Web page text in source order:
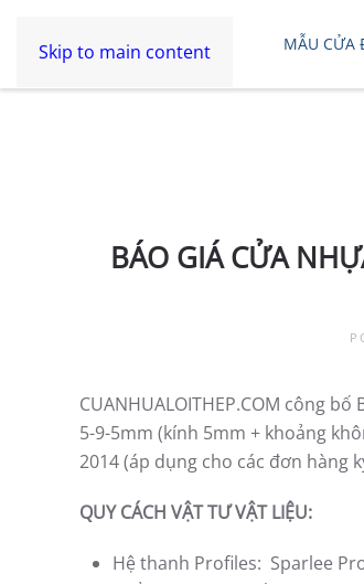
Skip to main content MẪU CỬA
BÁO GIÁ CỬA
CUANHUALOITHEP.COM công
5-9-5mm (kính 5mm + khoảng
2014 (áp dụng cho các đơn hàng
QUY CÁCH VẬT TƯ VẬT LIỆU:
Hệ thanh Profiles: Sparlee